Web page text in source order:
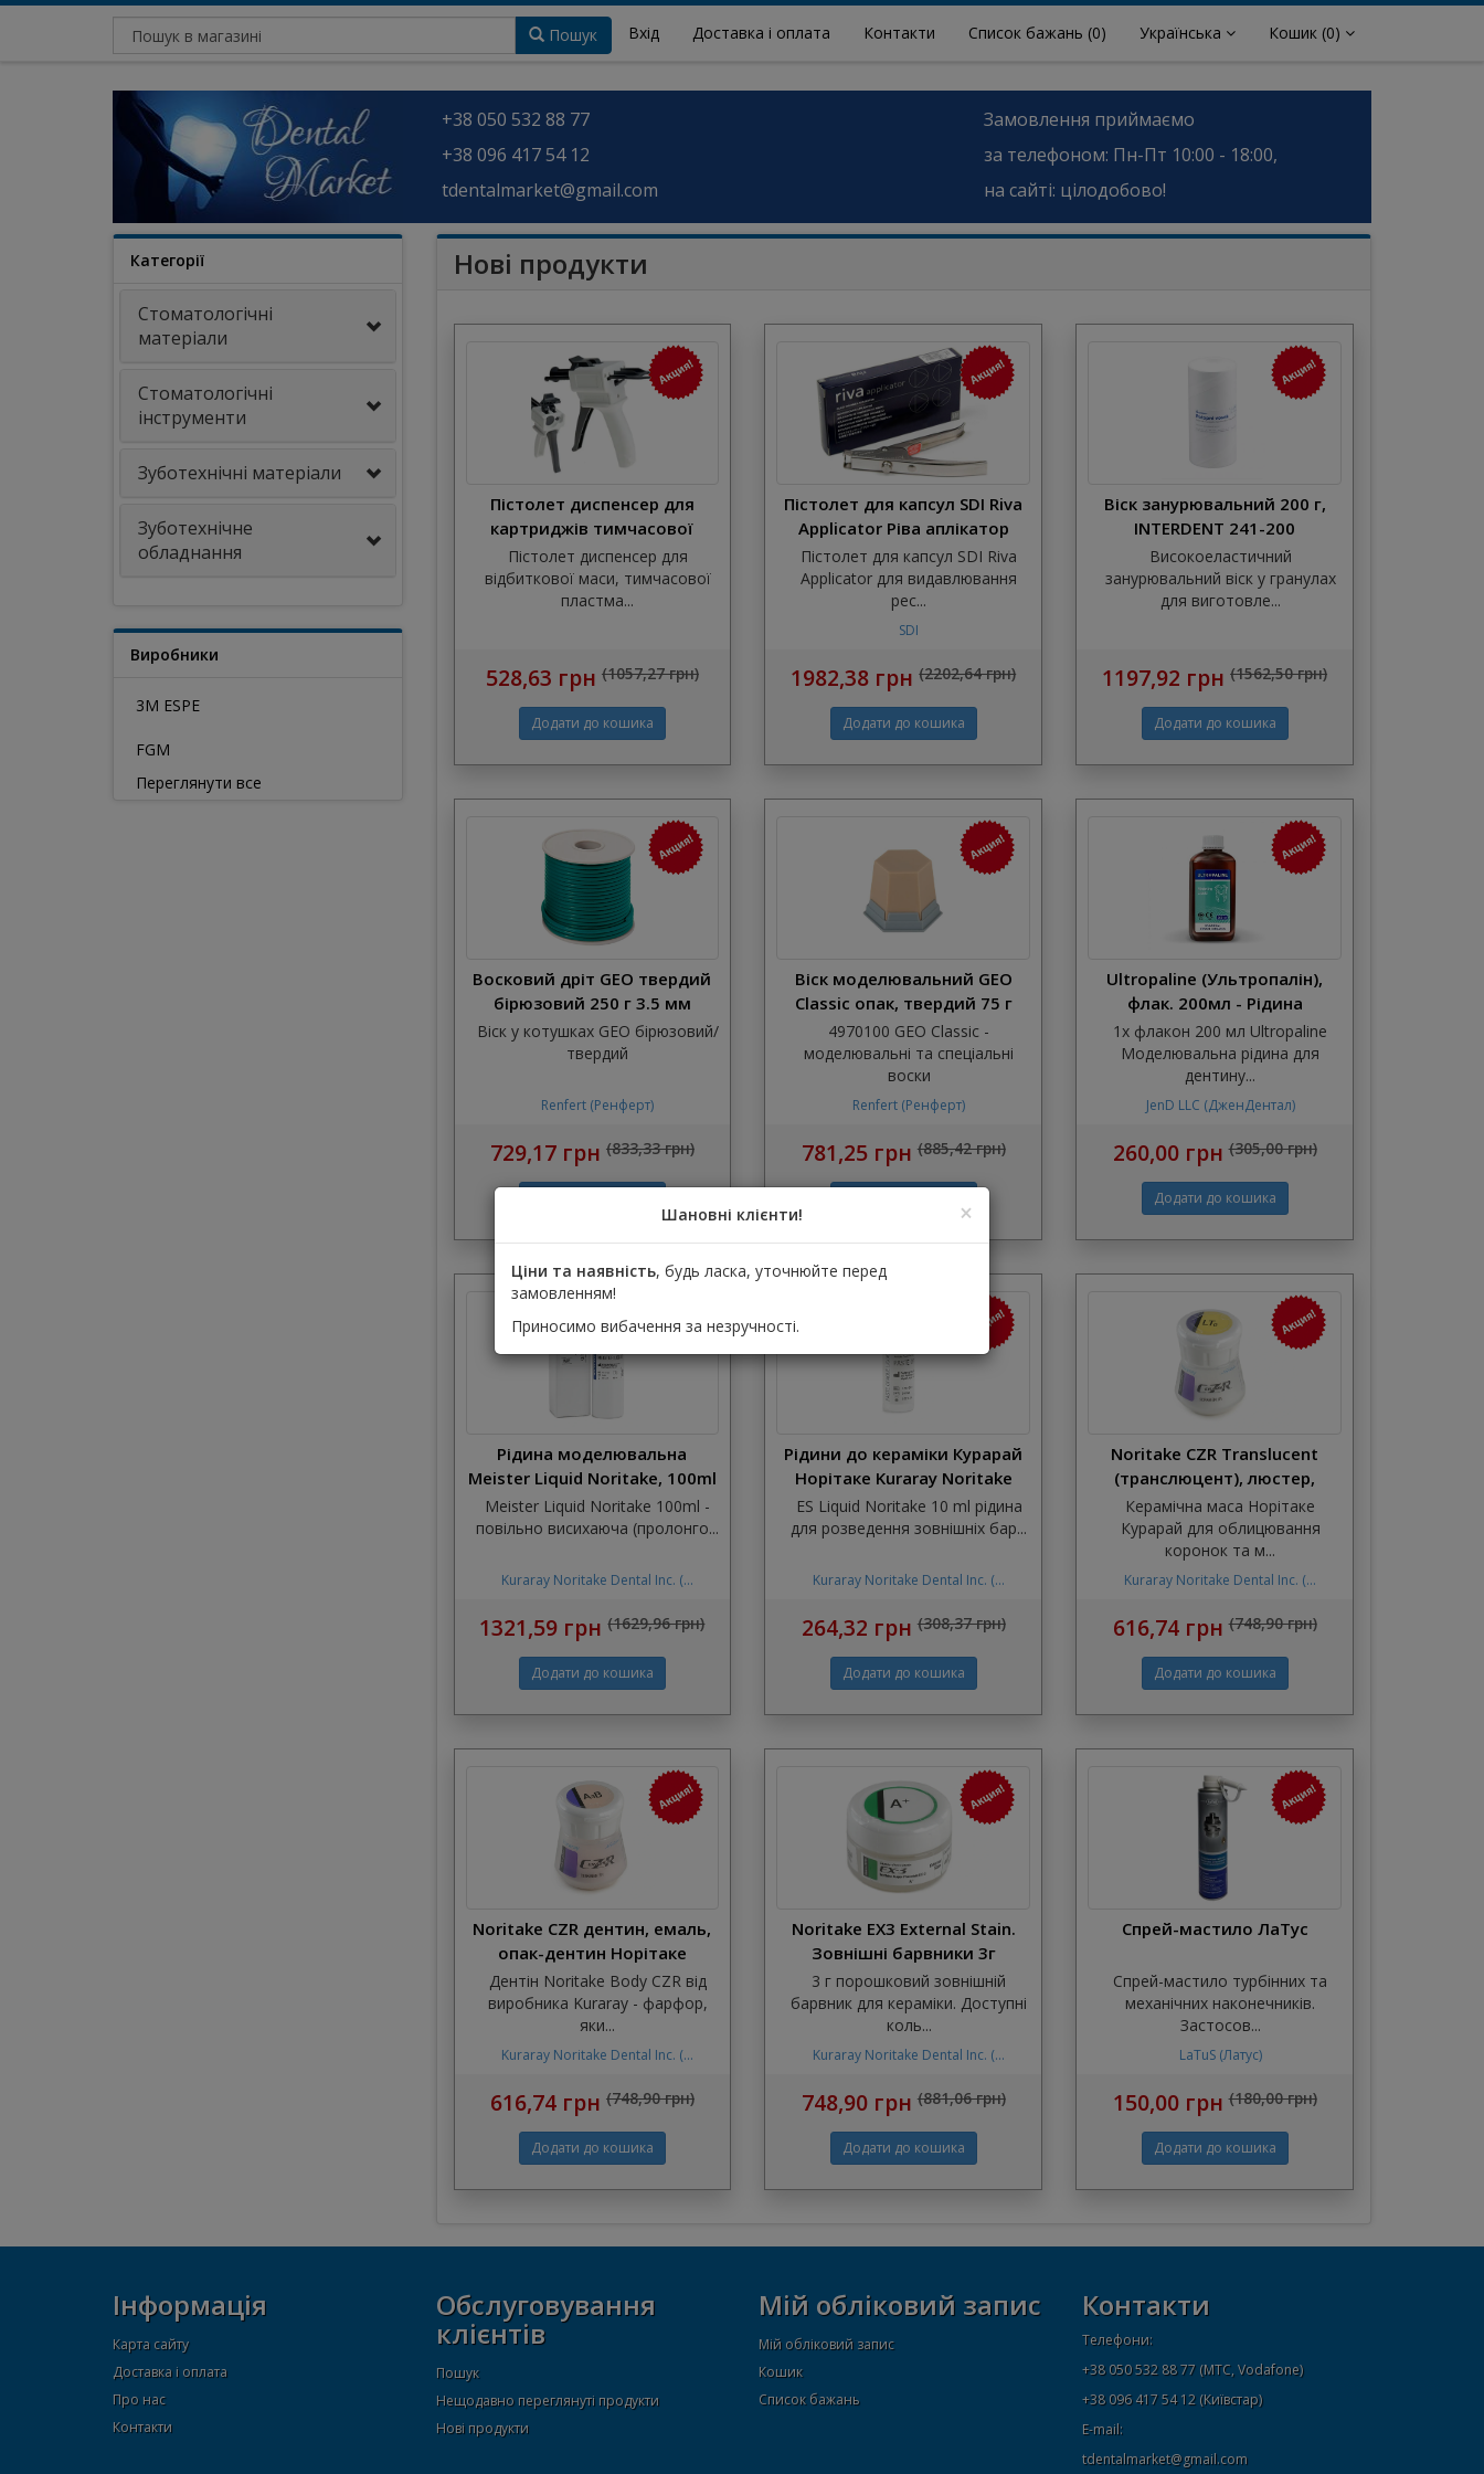
Вхід Доставка і оплата Контакти Список бажань (0) Українська Кошик (0)
Пошук
+38 050 532 88 77
+38 096 417 54 12
tdentalmarket@gmail.com
Замовлення приймаємо
за телефоном: Пн-Пт 10:00 - 18:00,
на сайті: цілодобово!
Категорії
Стоматологічні
матеріали
Стоматологічні
інструменти
Зуботехнічні матеріали
Зуботехнічне
обладнання
Виробники
3M ESPE
FGM
Переглянути все
Нові продукти
Пістолет диспенсер для
картриджів тимчасової
пластмаси 10:1/ 4:1
Пістолет диспенсер для
відбиткової маси, тимчасової
пластма...
528,63 грн (1057,27 грн)
Пістолет для капсул SDI Riva
Applicator Ріва аплікатор
Пістолет для капсул SDI Riva
Applicator для видавлювання
рес...
SDI
1982,38 грн (2202,64 грн)
Віск занурювальний 200 г,
INTERDENT 241-200
Високоеластичний
занурювальний віск у гранулах
для виготовле...
1197,92 грн (1562,50 грн)
Восковий дріт GEO твердий
бірюзовий 250 г 3.5 мм
6762035
Віск у котушках GEO бірюзовий/
твердий
Renfert (Ренферт)
729,17 грн (833,33 грн)
Віск моделювальний GEO
Classic опак, твердий 75 г
Бежевий
4970100 GEO Classic -
моделювальні та спеціальні
воски
Renfert (Ренферт)
781,25 грн (885,42 грн)
Ultropaline (Ультропалін),
флак. 200мл - Рідина
моделювальна, універсальна
(Джендентал-Україна)
1х флакон 200 мл Ultropaline
Моделювальна рідина для
дентину...
JenD LLC (ДженДентал)
260,00 грн (305,00 грн)
Рідина моделювальна
Meister Liquid Noritake, 100ml
(Мейстер ліквід Норітаке
Курарай)
Meister Liquid Noritake 100ml -
повільно висихаюча (пролонго...
Kuraray Noritake Dental Inc. (...
1321,59 грн (1629,96 грн)
Рідини до кераміки Курарай
Норітаке Kuraray Noritake
ES Liquid Noritake 10 ml рідина
для розведення зовнішніх бар...
Kuraray Noritake Dental Inc. (...
264,32 грн (308,37 грн)
Noritake CZR Translucent
(транслюцент), люстер,
десна, модифікатор Курарай
Норітаке 10 г
Керамічна маса Норітаке
Курарай для облицювання
коронок та м...
Kuraray Noritake Dental Inc. (...
616,74 грн (748,90 грн)
Noritake CZR дентин, емаль,
опак-дентин Норітаке
Курарай для циркону, 10 г
Дентін Noritake Body CZR від
виробника Kuraray - фарфор,
яки...
Kuraray Noritake Dental Inc. (...
616,74 грн (748,90 грн)
Noritake EX3 External Stain.
Зовнішні барвники 3г
Курарай Норітаке
3 г порошковий зовнішній
барвник для кераміки. Доступні
коль...
Kuraray Noritake Dental Inc. (...
748,90 грн (881,06 грн)
Спрей-мастило ЛаТус
Спрей-мастило турбінних та
механічних наконечників.
Застосов...
LaTuS (Латус)
150,00 грн (180,00 грн)
Інформація
Карта сайту
Доставка і оплата
Про нас
Контакти
Обслуговування
клієнтів
Пошук
Нещодавно переглянуті продукти
Нові продукти
Мій обліковий запис
Мій обліковий запис
Кошик
Список бажань
Контакти
Телефони:
+38 050 532 88 77 (МТС, Vodafone)
+38 096 417 54 12 (Київстар)
E-mail:
tdentalmarket@gmail.com
Шановні клієнти! ×
Ціни та наявність, будь ласка, уточнюйте перед
замовленням!
Приносимо вибачення за незручності.